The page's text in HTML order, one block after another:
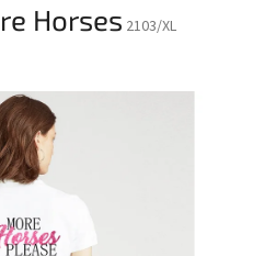
Horses 2103/XL